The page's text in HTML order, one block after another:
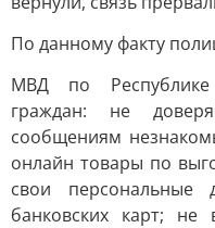
По данному факту
МВД по Республике
граждан: не
сообщениям
онлайн товары по
свои персональные
банковских карт; не